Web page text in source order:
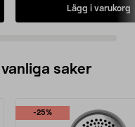
Lägg i varukorg
saker
-25%